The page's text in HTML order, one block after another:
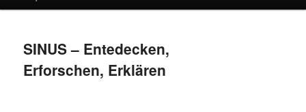
SINUS – Entedecken,
Erforschen, Erklären